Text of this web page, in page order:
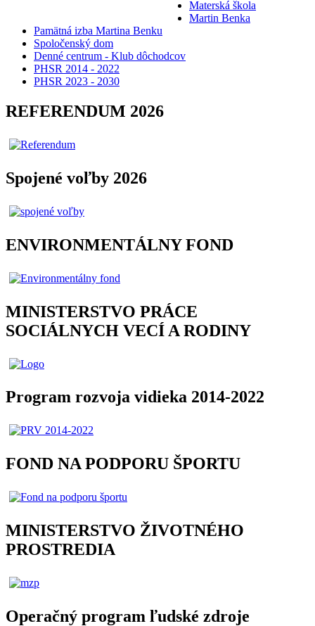
Materská škola
Martin Benka
Pamätná izba Martina Benku
Spoločenský dom
Denné centrum - Klub dôchodcov
PHSR 2014 - 2022
PHSR 2023 - 2030
REFERENDUM 2026
Spojené voľby 2026
ENVIRONMENTÁLNY FOND
MINISTERSTVO PRÁCE
SOCIÁLNYCH VECÍ A RODINY
Program rozvoja vidieka 2014-2022
FOND NA PODPORU ŠPORTU
MINISTERSTVO ŽIVOTNÉHO
PROSTREDIA
Operačný program ľudské zdroje